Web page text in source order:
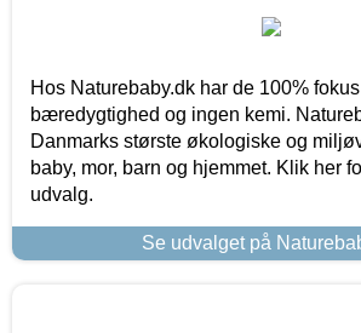
Hos Naturebaby.dk har de 100%
bæredygtighed og ingen kemi.
Danmarks største økologiske og
baby, mor, barn og hjemmet. Klik her
udvalg.
Se udvalget på